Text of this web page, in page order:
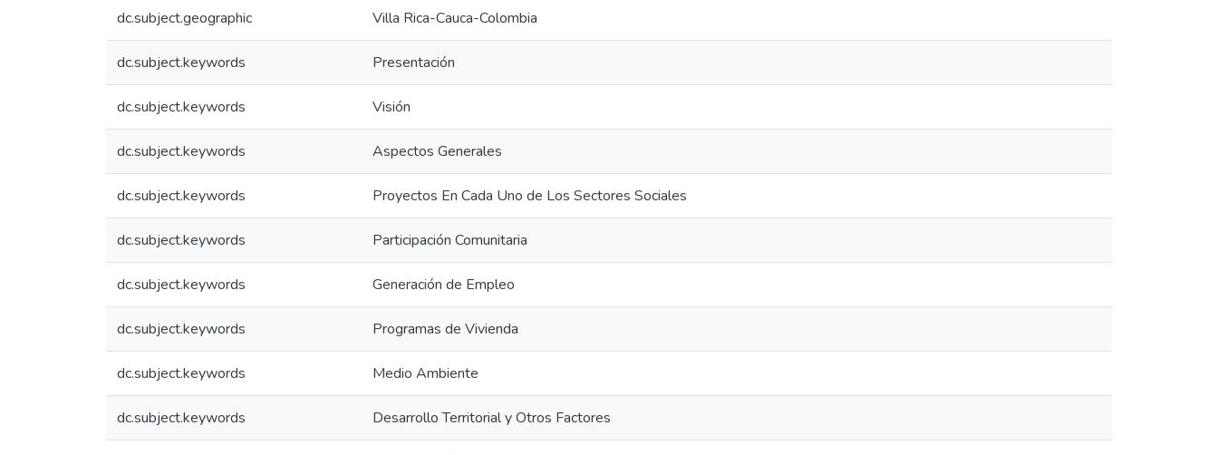
dc.subject.geographic Villa Rica-Cauca-Colombia
dc.subject.keywords Presentación
dc.subject.keywords Visión
dc.subject.keywords Aspectos Generales
dc.subject.keywords Proyectos En Cada Uno de Los Sectores Sociales
dc.subject.keywords Participación Comunitaria
dc.subject.keywords Generación de Empleo
dc.subject.keywords Programas de Vivienda
dc.subject.keywords Medio Ambiente
dc.subject.keywords Desarrollo Territorial y Otros Factores